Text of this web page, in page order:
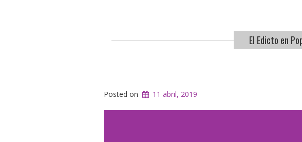
El Edicto en
Posted on 11 abril, 2019